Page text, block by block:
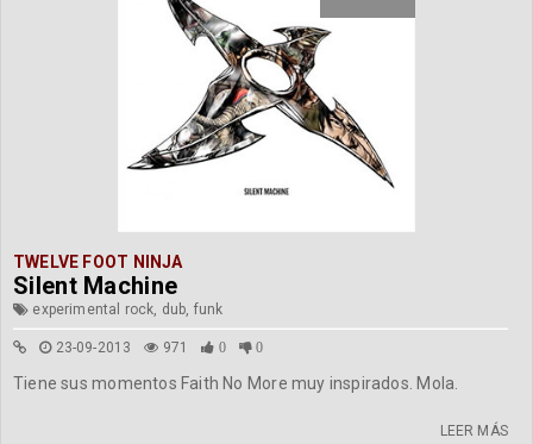
TWELVE FOOT NINJA
Silent Machine
experimental rock, dub, funk
23-09-2013 971 0 0
Tiene sus momentos Faith No More muy inspirados. Mola.
LEER MÁS